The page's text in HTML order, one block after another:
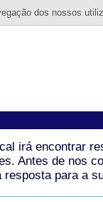
dos nossos
irá encontrar
Antes de nos
resposta para a